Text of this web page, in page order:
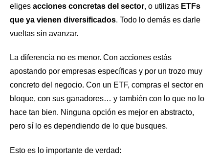
eliges acciones concretas del sector, o utilizas ETFs
que ya vienen diversificados. Todo lo demás es darle
vueltas sin avanzar.
La diferencia no es menor. Con acciones estás
apostando por empresas específicas y por un trozo muy
concreto del negocio. Con un ETF, compras el sector en
bloque, con sus ganadores… y también con lo que no lo
hace tan bien. Ninguna opción es mejor en abstracto,
pero sí lo es dependiendo de lo que busques.
Esto es lo importante de verdad: